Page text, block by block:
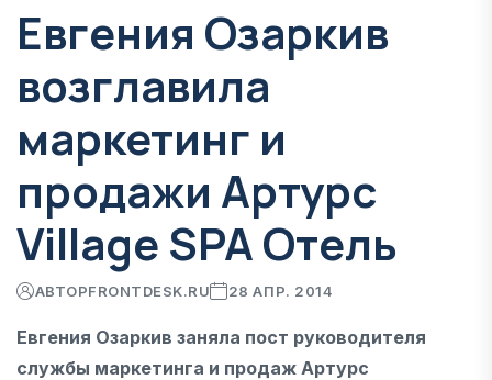
Евгения Озаркив
возглавила
маркетинг и
продажи Артурс
Village SPA Отель
АВТОРFRONTDESK.RU 28 АПР. 2014
Евгения Озаркив заняла пост руководителя
службы маркетинга и продаж Артурс